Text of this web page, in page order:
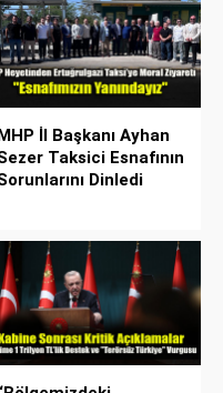
İl Başkanı Ayhan
Taksici Esnafının
Dinledi